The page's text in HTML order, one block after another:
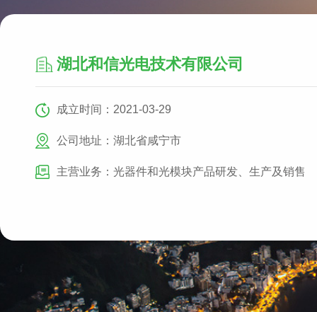
湖北和信光电技术有限公司
成立时间：2021-03-29
公司地址：湖北省咸宁市
主营业务：光器件和光模块产品研发、生产及销售